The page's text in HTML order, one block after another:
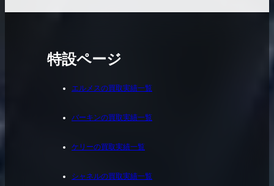
特設ページ
エルメスの買取実績一覧
バーキンの買取実績一覧
ケリーの買取実績一覧
シャネルの買取実績一覧